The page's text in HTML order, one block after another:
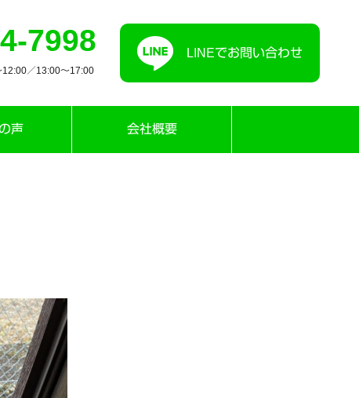
7998
／13:00〜17:00
LINEでお問い合わせ
声 会社概要